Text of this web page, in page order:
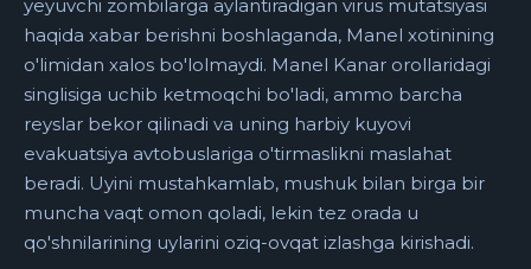
yeyuvchi zombilarga aylantiradigan virus mutatsiyasi
haqida xabar berishni boshlaganda, Manel xotinining
o'limidan xalos bo'lolmaydi. Manel Kanar orollaridagi
singlisiga uchib ketmoqchi bo'ladi, ammo barcha
reyslar bekor qilinadi va uning harbiy kuyovi
evakuatsiya avtobuslariga o'tirmaslikni maslahat
beradi. Uyini mustahkamlab, mushuk bilan birga bir
muncha vaqt omon qoladi, lekin tez orada u
qo'shnilarining uylarini oziq-ovqat izlashga kirishadi.